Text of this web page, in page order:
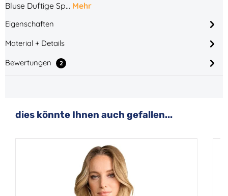
Bluse Duftige Sp… Mehr
Eigenschaften
Material + Details
Bewertungen
2
Produktgalerie überspringen
dies könnte Ihnen auch gefallen...